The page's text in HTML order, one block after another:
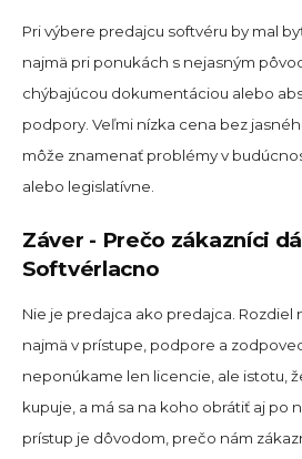
Pri výbere predajcu softvéru by mal
najmä pri ponukách s nejasným
chýbajúcou dokumentáciou alebo
podpory. Veľmi nízka cena bez
môže znamenať problémy v
alebo legislatívne.
Záver - Prečo zákazníci
Softvérlacno
Nie je predajca ako predajca. Rozdiel
najmä v prístupe, podpore a
neponúkame len licencie, ale istotu,
kupuje, a má sa na koho obrátiť aj po
prístup je dôvodom, prečo nám